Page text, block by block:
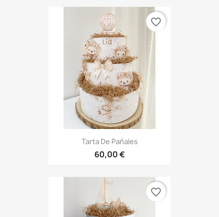
Tarta De Pañales
60,00 €
favorite_border
favorite_border